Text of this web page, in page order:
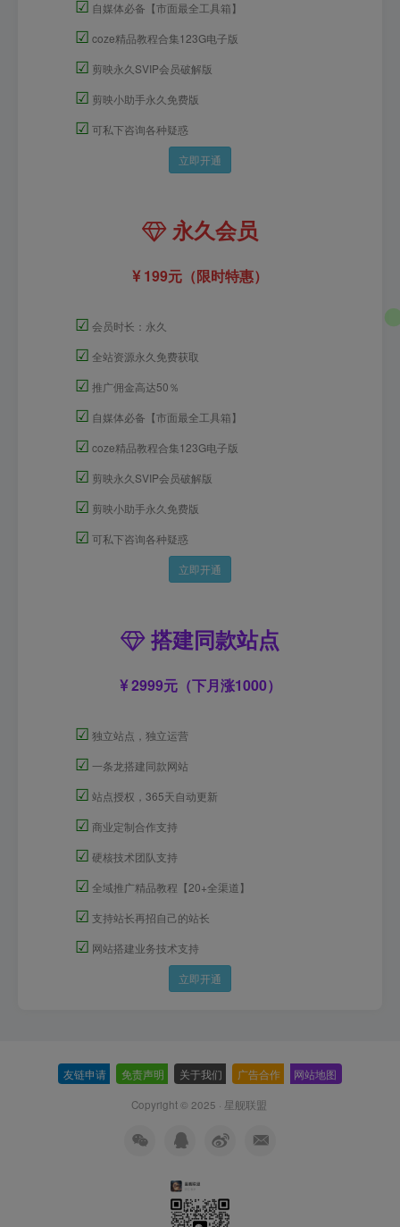
☑ 自媒体必备【市面最全工具箱】
☑ coze精品教程合集123G电子版
☑ 剪映永久SVIP会员破解版
☑ 剪映小助手永久免费版
☑ 可私下咨询各种疑惑
立即开通
永久会员
199元（限时特惠）
☑ 会员时长：永久
☑ 全站资源永久免费获取
☑ 推广佣金高达50％
☑ 自媒体必备【市面最全工具箱】
☑ coze精品教程合集123G电子版
☑ 剪映永久SVIP会员破解版
☑ 剪映小助手永久免费版
☑ 可私下咨询各种疑惑
立即开通
搭建同款站点
2999元（下月涨1000）
☑ 独立站点，独立运营
☑ 一条龙搭建同款网站
☑ 站点授权，365天自动更新
☑ 商业定制合作支持
☑ 硬核技术团队支持
☑ 全域推广精品教程【20+全渠道】
☑ 支持站长再招自己的站长
☑ 网站搭建业务技术支持
立即开通
友链申请 免责声明 关于我们 广告合作 网站地图
Copyright © 2025 · 星舰联盟